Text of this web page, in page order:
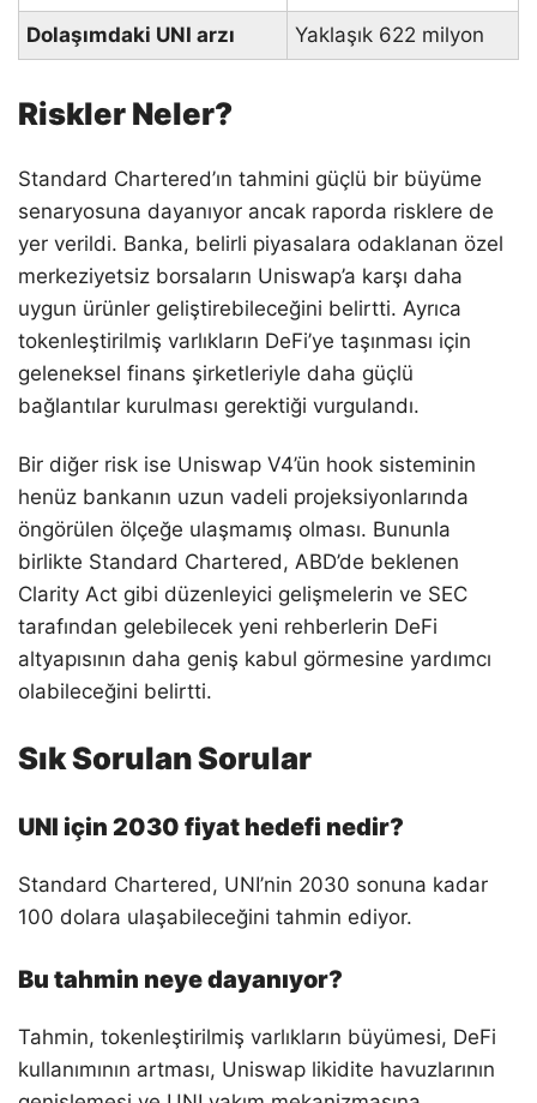
Dolaşımdaki UNI arzı
Yaklaşık 622 milyon
Riskler Neler?
Standard Chartered’ın tahmini güçlü bir büyüme
senaryosuna dayanıyor ancak raporda risklere de
yer verildi. Banka, belirli piyasalara odaklanan özel
merkeziyetsiz borsaların Uniswap’a karşı daha
uygun ürünler geliştirebileceğini belirtti. Ayrıca
tokenleştirilmiş varlıkların DeFi’ye taşınması için
geleneksel finans şirketleriyle daha güçlü
bağlantılar kurulması gerektiği vurgulandı.
Bir diğer risk ise Uniswap V4’ün hook sisteminin
henüz bankanın uzun vadeli projeksiyonlarında
öngörülen ölçeğe ulaşmamış olması. Bununla
birlikte Standard Chartered, ABD’de beklenen
Clarity Act gibi düzenleyici gelişmelerin ve SEC
tarafından gelebilecek yeni rehberlerin DeFi
altyapısının daha geniş kabul görmesine yardımcı
olabileceğini belirtti.
Sık Sorulan Sorular
UNI için 2030 fiyat hedefi nedir?
Standard Chartered, UNI’nin 2030 sonuna kadar
100 dolara ulaşabileceğini tahmin ediyor.
Bu tahmin neye dayanıyor?
Tahmin, tokenleştirilmiş varlıkların büyümesi, DeFi
kullanımının artması, Uniswap likidite havuzlarının